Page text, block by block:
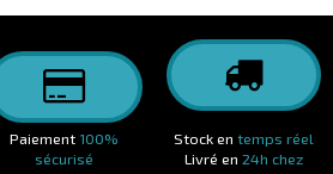
Paiement100%
sécurisé
Stock en temps réel
Livré en 24h chez